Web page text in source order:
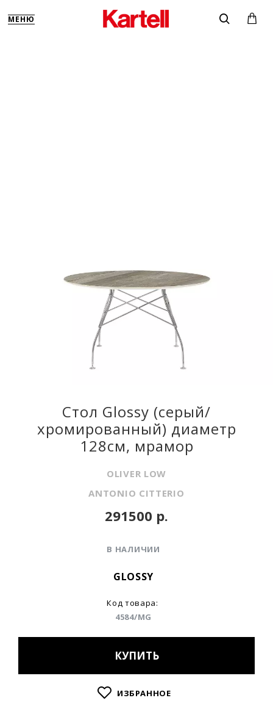
Стол Glossy (серый/
хромированный) диаметр
128см, мрамор
OLIVER LOW
ANTONIO CITTERIO
В НАЛИЧИИ
GLOSSY
Код товара:
4584/MG
291500 р.
КУПИТЬ
ИЗБРАННОЕ